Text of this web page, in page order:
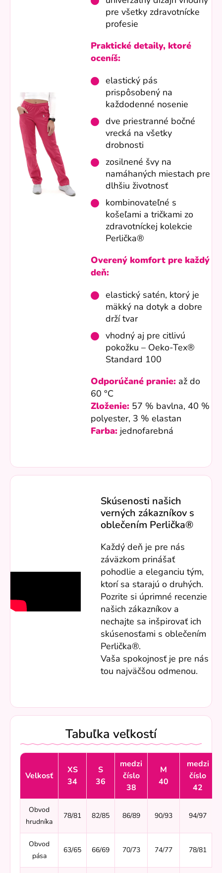
pre všetky zdravotnícke
profesie
Praktické detaily, ktoré
oceníš:
elastický pás
prispôsobený na
každodenné nosenie
dve priestranné bočné
vrecká na všetky
drobnosti
zosilnené švy na
namáhaných miestach pre
dlhšiu životnosť
kombinovateľné s
košeľami a tričkami zo
zdravotníckej kolekcie
Perlička®
Overený komfort pre každý
deň:
elastický satén, ktorý je
mäkký na dotyk a dobre
drží tvar
vhodný aj pre citlivú
pokožku – Oeko-Tex®
Standard 100
Odporúčané pranie: až do
60 °C
Zloženie: 57 % bavlna, 40 %
polyester, 3 % elastan
Farba: jednofarebná
Skúsenosti našich
verných zákazníkov s
oblečením Perlička®
Každý deň je pre nás
záväzkom prinášať
pohodlie a eleganciu tým,
ktorí sa starajú o druhých.
Pozrite si úprimné recenzie
našich zákazníkov a
nechajte sa inšpirovať ich
skúsenosťami s oblečením
Perlička®.
Vaša spokojnosť je pre nás
tou najväčšou odmenou.
Tabuľka veľkostí
Velkosť
XS
34
S
36
medzi
číslo
38
M
40
medzi
číslo
42
Obvod
hrudníka
78/81 82/85 86/89 90/93 94/97
Obvod
pása
63/65 66/69 70/73 74/77 78/81